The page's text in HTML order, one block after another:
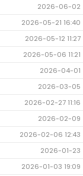
2026-06-02
2026-05-21 16:40
2026-05-12 11:27
2026-05-06 11:21
2026-04-01
2026-03-05
2026-02-27 11:16
2026-02-09
2026-02-06 12:43
2026-01-23
2026-01-03 19:09